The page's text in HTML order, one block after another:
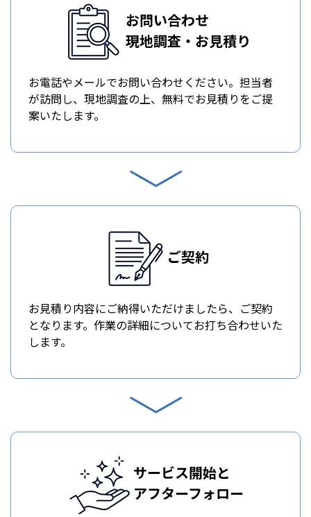
お問い合わせ
現地調査・お見積り
お電話やメールでお問い合わせください。担当者
が訪問し、現地調査の上、無料でお見積りをご提
案いたします。
ご契約
お見積り内容にご納得いただけましたら、ご契約
となります。作業の詳細についてお打ち合わせいた
します。
サービス開始と
アフターフォロー